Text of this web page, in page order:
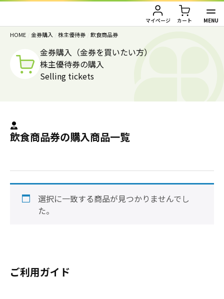
マイページ カート MENU
TOP
金券買取（金券を売りたい方）
切手
株主優待券
JAL・ANA航空券（株主優待券）
ビール券・清酒券
切手
JAL・ANA航空券
株主優待券
ビール券
お客様の声
会社情報
店舗情報
お知らせ
HOME 金券購入 株主優待券 飲食商品券
金券購入（金券を買いたい方）
株主優待券の購入
Selling tickets
飲食商品券の購入商品一覧
選択に一致する商品が見つかりませんでし
た。
ご利用ガイド